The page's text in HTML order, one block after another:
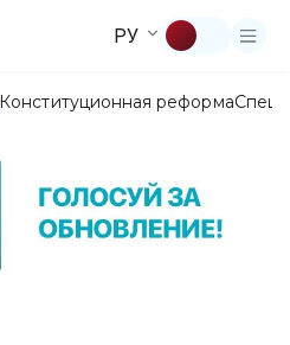
РУ
Конституционная реформа